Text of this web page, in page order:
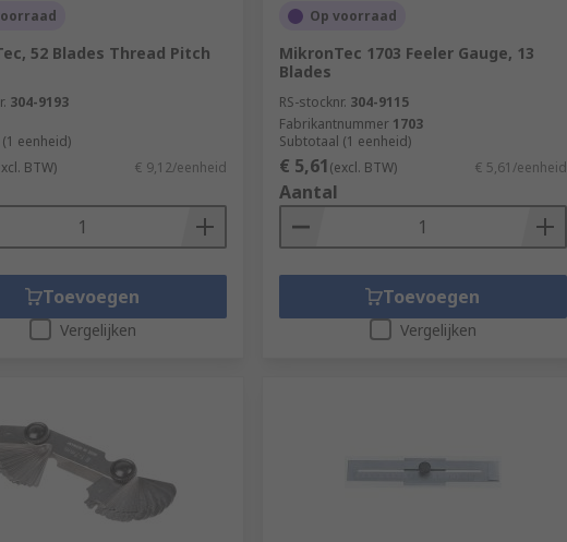
52 Blades Thread Pitch
304-9193
eenheid)
BTW) € 9,12/eenheid
Toevoegen
Vergelijken
Op voorraad
MikronTec 1703 Feeler Gauge, 13
Blades
RS-stocknr. 304-9115
Fabrikantnummer 1703
Subtotaal (1 eenheid)
€ 5,61(excl. BTW) € 5,61/eenheid
Aantal
Toevoegen
Vergelijken